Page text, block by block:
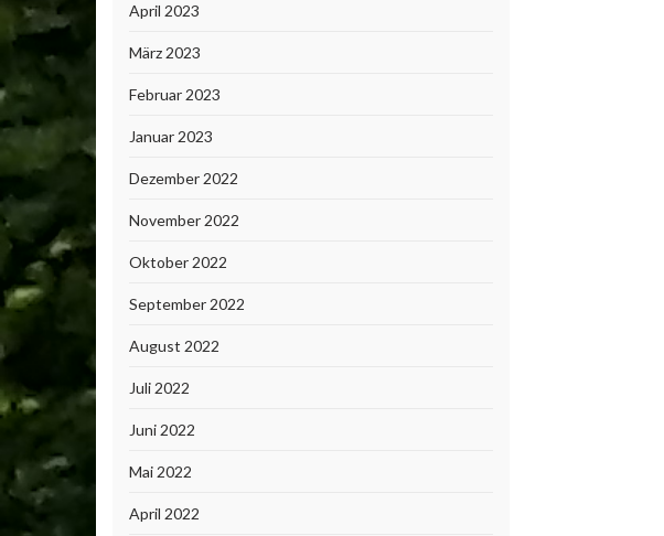
April 2023
März 2023
Februar 2023
Januar 2023
Dezember 2022
November 2022
Oktober 2022
September 2022
August 2022
Juli 2022
Juni 2022
Mai 2022
April 2022